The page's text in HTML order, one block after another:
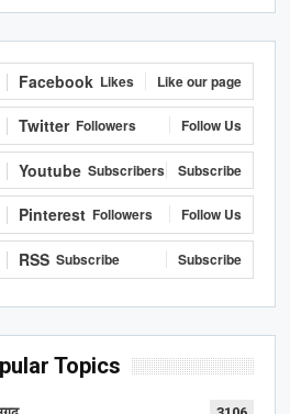
Facebook Likes Like our page
Twitter Followers Follow Us
Youtube Subscribers Subscribe
Pinterest Followers Follow Us
RSS Subscribe Subscribe
Topics